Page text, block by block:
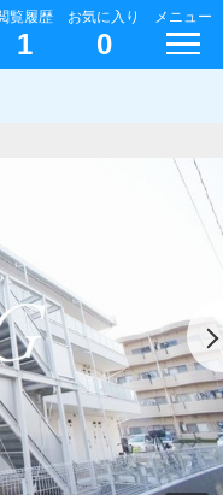
覧履歴
1
お気に入り
0
メニュー